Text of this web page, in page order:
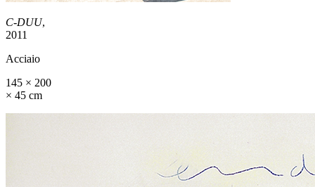
C-DUU,
2011
Acciaio
145 × 200
× 45 cm